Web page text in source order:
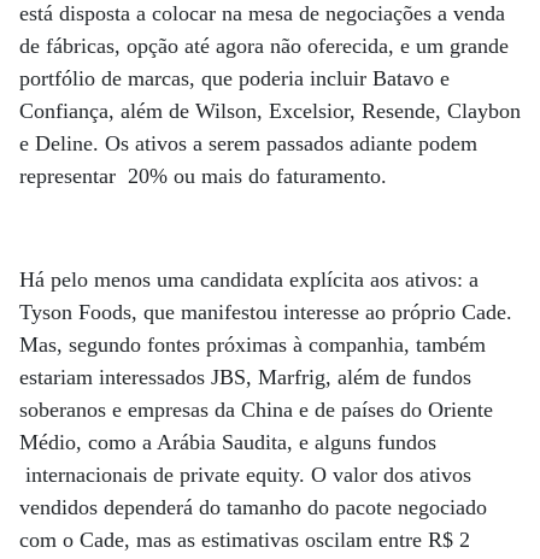
está disposta a colocar na mesa de negociações a venda
de fábricas, opção até agora não oferecida, e um grande
portfólio de marcas, que poderia incluir Batavo e
Confiança, além de Wilson, Excelsior, Resende, Claybon
e Deline. Os ativos a serem passados adiante podem
representar 20% ou mais do faturamento.
Há pelo menos uma candidata explícita aos ativos: a
Tyson Foods, que manifestou interesse ao próprio Cade.
Mas, segundo fontes próximas à companhia, também
estariam interessados JBS, Marfrig, além de fundos
soberanos e empresas da China e de países do Oriente
Médio, como a Arábia Saudita, e alguns fundos
internacionais de private equity. O valor dos ativos
vendidos dependerá do tamanho do pacote negociado
com o Cade, mas as estimativas oscilam entre R$ 2